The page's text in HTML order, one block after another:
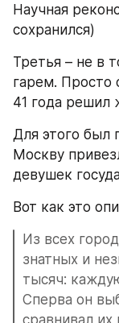
Научная
сохранился)
Третья – не в
гарем. Просто
41 года решил
Для этого был
Москву
девушек
Вот как это
Из всех
знатных и
тысяч:
Сперва он